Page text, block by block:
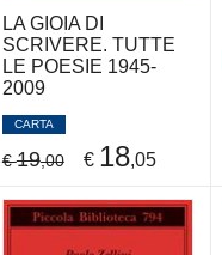
LA GIOIA DI
SCRIVERE. TUTTE
LE POESIE 1945-
2009
CARTA
€19,00 € 18,05